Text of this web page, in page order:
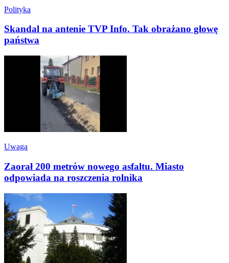
Polityka
Skandal na antenie TVP Info. Tak obrażano głowę
państwa
Uwaga
Zaorał 200 metrów nowego asfaltu. Miasto
odpowiada na roszczenia rolnika